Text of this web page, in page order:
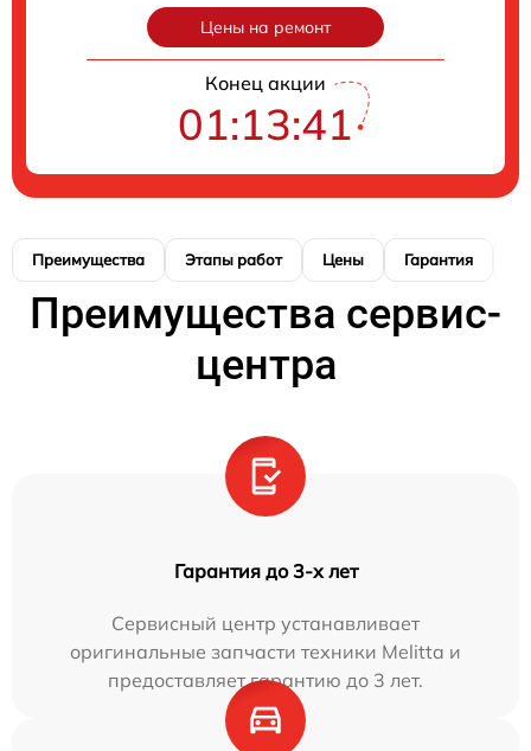
Цены на ремонт
Конец акции
01:13:40
Преимущества Этапы работ Цены Гарантия
Преимущества сервис-
центра
Гарантия до 3-х лет
Сервисный центр устанавливает
оригинальные запчасти техники Melitta и
предоставляет гарантию до 3 лет.